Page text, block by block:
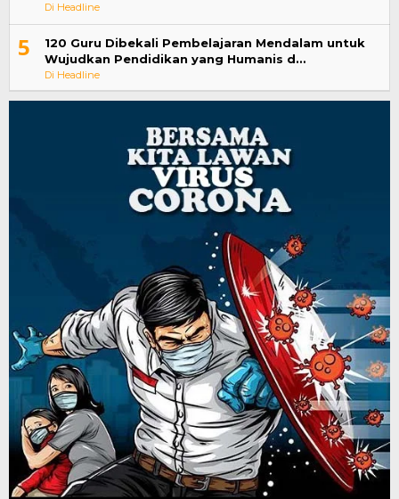
Di Headline
5
120 Guru Dibekali Pembelajaran Mendalam untuk
Wujudkan Pendidikan yang Humanis d…
Di Headline